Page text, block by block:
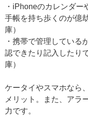
・iPhoneのカレンダー
手帳を持ち歩くのが億
庫）
・携帯で管理している
認できたり記入したり
庫）
ケータイやスマホなら
メリット。また、アラ
力です。